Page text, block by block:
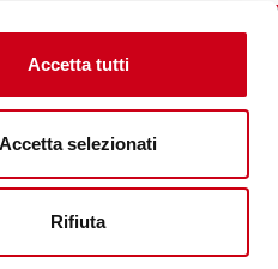
Accetta tutti
Accetta selezionati
Rifiuta
corporate